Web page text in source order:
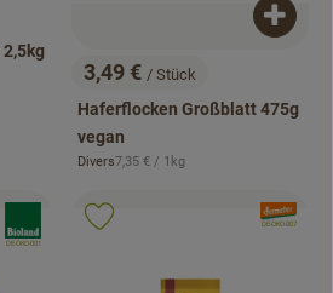
, Preis:
3,49 € / Stück
Haferflocken Großblatt 475g
vegan
, Herkunft:
Divers, Referenzpreis:
7,35 € / 1kg
, Kontrollstelle:
DE-ÖKO-001
, Verband:
, Kontrollstelle:
DE-ÖKO-007
Produkt zu Favouriten hinzufügen